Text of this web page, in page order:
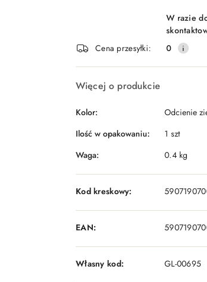
W razie
Cena przesyłki:
0
Więcej o produkcie
Kolor:
Odcienie
Ilość w opakowaniu:
1 szt
Waga:
0.4 kg
Kod kreskowy:
EAN:
Własny kod: GL-00695